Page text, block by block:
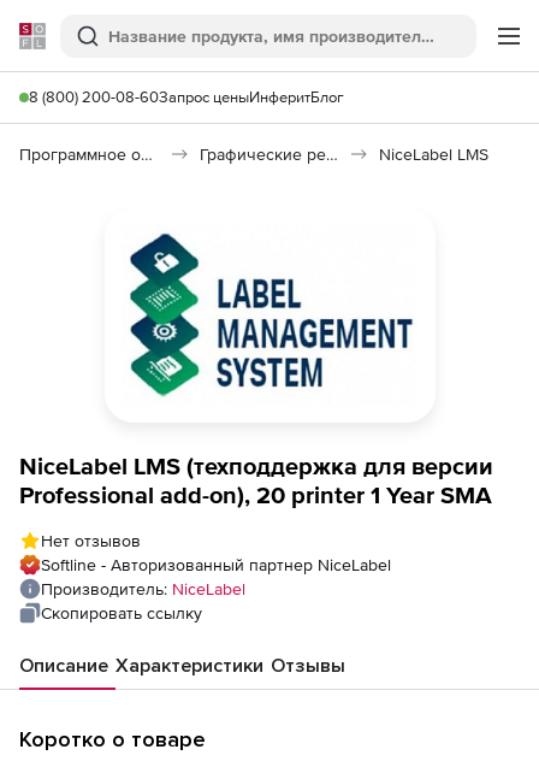
Softline
Поиск
8 (800) 200-08-60Запрос ценыИнферитБлог
Программное обеспечение для графики и дизайна Графические редакторы NiceLabel LMS
NiceLabel LMS (техподдержка для версии
Professional add-on), 20 printer 1 Year SMA
Нет отзывов
Softline - Авторизованный партнер NiceLabel
Производитель: NiceLabel
Скопировать ссылку
Описание Характеристики Отзывы
Коротко о товаре